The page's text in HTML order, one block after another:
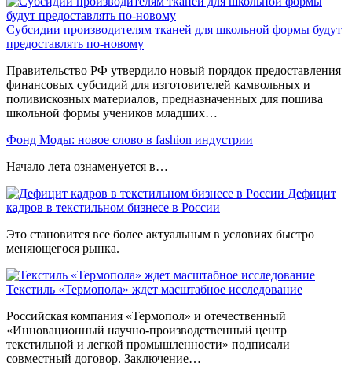
Субсидии производителям тканей для школьной формы будут
предоставлять по-новому
Правительство РФ утвердило новый порядок предоставления
финансовых субсидий для изготовителей камвольных и
поливискозных материалов, предназначенных для пошива
школьной формы учеников младших…
Фонд Моды: новое слово в fashion индустрии
Начало лета ознаменуется в…
Дефицит
кадров в текстильном бизнесе в России
Это становится все более актуальным в условиях быстро
меняющегося рынка.
Текстиль «Термопола» ждет масштабное исследование
Российская компания «Термопол» и отечественный
«Инновационный научно-производственный центр
текстильной и легкой промышленности» подписали
совместный договор. Заключение…